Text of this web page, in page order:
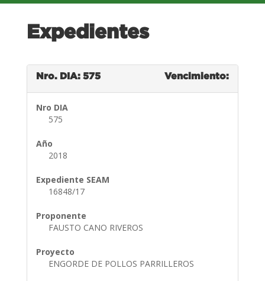
Expedientes
Nro. DIA: 575 Vencimiento:
Nro DIA
575
Año
2018
Expediente SEAM
16848/17
Proponente
FAUSTO CANO RIVEROS
Proyecto
ENGORDE DE POLLOS PARRILLEROS